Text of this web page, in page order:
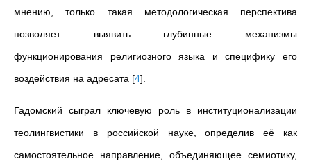
мнению, только такая методологическая перспектива
позволяет выявить глубинные механизмы
функционирования религиозного языка и специфику его
воздействия на адресата [4]
Гадомский сыграл ключевую роль в институционализации
теолингвистики в российской науке, определив её как
самостоятельное направление, объединяющее семиотику,